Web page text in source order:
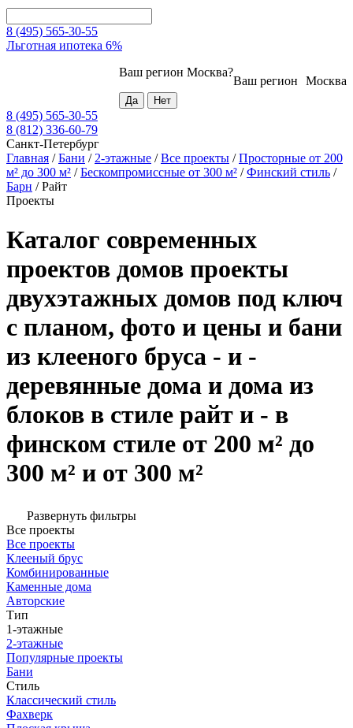
8 (495) 565-30-55
Льготная ипотека 6%
Москва
Ваш регион
Ваш регион Москва?
8 (495) 565-30-55
8 (812) 336-60-79
Санкт-Петербург
Главная /Бани / 2-этажные /Все проекты /Просторные от 200
м² до 300 м² /Бескомпромиссные от 300 м² /Финский стиль /
Барн /Райт
Проекты
Каталог современных
проектов домов проекты
двухэтажных домов под ключ
с планом, фото и цены и бани
из клееного бруса - и -
деревянные дома и дома из
блоков в стиле райт и - в
финском стиле от 200 м² до
300 м² и от 300 м²
Развернуть фильтры
Все проекты
Все проекты
Клееный брус
Комбинированные
Каменные дома
Авторские
Тип
1-этажные
2-этажные
Популярные проекты
Бани
Стиль
Классический стиль
Фахверк